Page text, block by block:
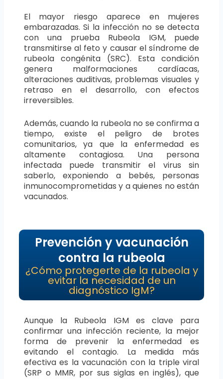
El mayor riesgo aparece en mujeres
embarazadas. Si la infección no se detecta
con una prueba Rubeola IGM, puede
transmitirse al feto y causar el síndrome de
rubeola congénita (SRC). Esta condición
genera malformaciones cardíacas,
alteraciones auditivas, problemas visuales y
retraso en el desarrollo, con efectos
irreversibles.
Además, cuando la rubeola no se confirma a
tiempo, existe el peligro de brotes
comunitarios, ya que la enfermedad es
altamente contagiosa. Una persona
infectada puede transmitir el virus sin
saberlo, exponiendo a bebés, personas
inmunocomprometidas y a quienes no están
vacunados.
Prevención y vacunación
contra la rubeola
¿Cómo protegerte de la rubeola y
evitar la necesidad de un
diagnóstico IgM?
Aunque la Rubeola IGM es clave para
confirmar una infección reciente, la mejor
forma de prevenir la enfermedad es
evitando el contagio. La medida más
efectiva es la vacunación con la triple viral
(SRP o MMR, por sus siglas en inglés), que